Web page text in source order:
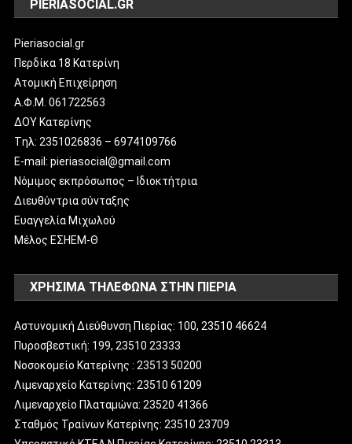
PIERIASOCIAL.GR
Pieriasocial.gr
Περδίκα 18 Κατερίνη
Ατομική Επιχείρηση
Α.Φ.Μ. 061722563
ΔΟΥ Κατερίνης
Tηλ: 2351026836 – 6974109766
E-mail: pieriasocial@gmail.com
Νόμιμος εκπρόσωπος – Ιδιοκτήτρια
Διευθύντρια σύνταξης
Ευαγγελία Μιχωλού
Μέλος ΕΣΗΕΜ-Θ
ΧΡΗΣΙΜΑ ΤΗΛΕΦΩΝΑ ΣΤΗΝ ΠΙΕΡΙΑ
Αστυνομική Διεύθυνση Πιερίας: 100, 23510 46624
Πυροσβεστική: 199, 23510 23333
Νοσοκομείο Κατερίνης : 23513 50200
Λιμεναρχείο Κατερίνης: 23510 61209
Λιμεναρχείο Πλαταμώνα: 23520 41366
Σταθμός Τραίνων Κατερίνης: 23510 23709